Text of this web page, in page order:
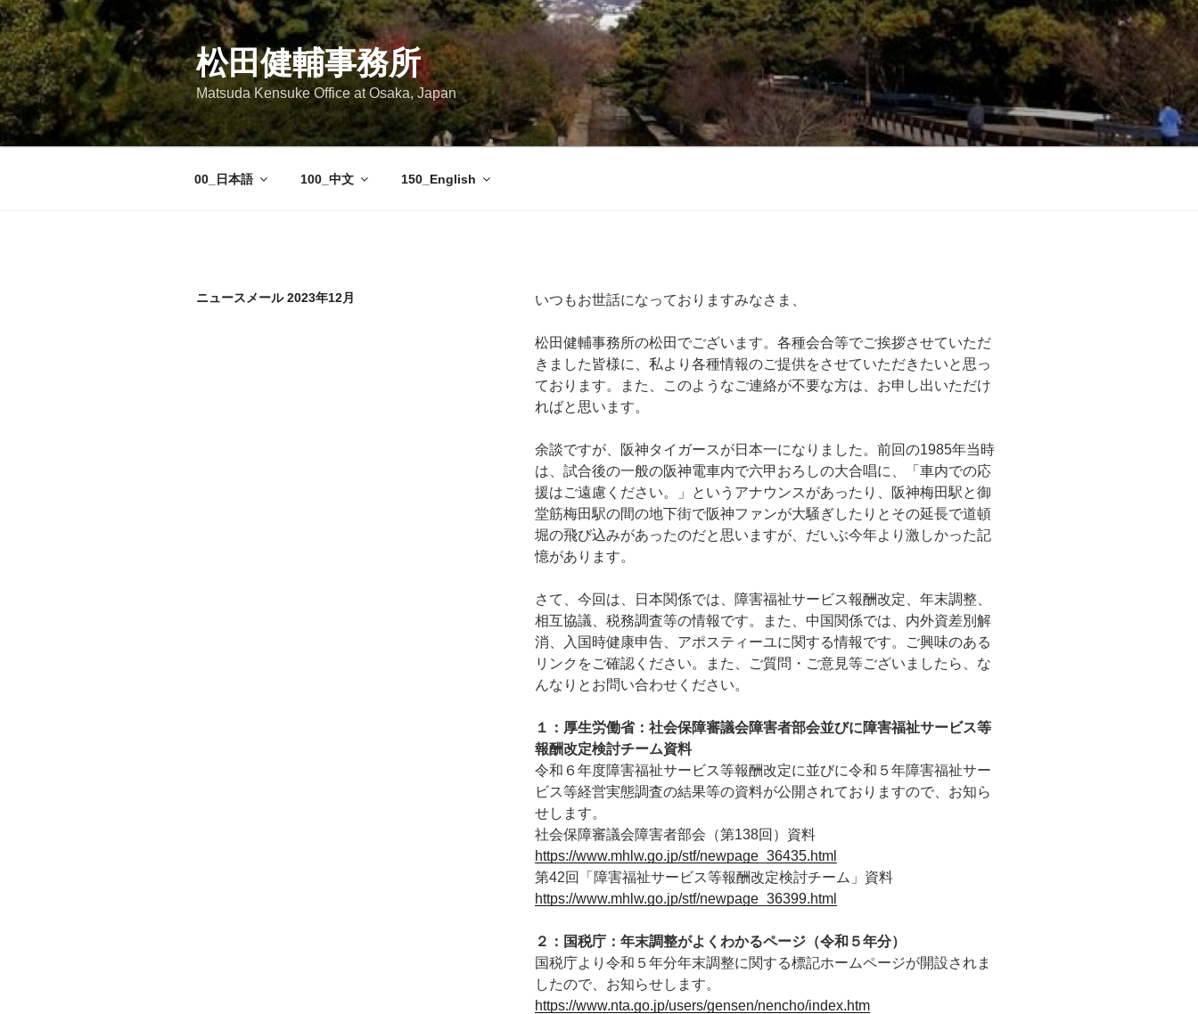
コ
ン
テ
ン
ツ
へ
ス
松田健輔事務所
Matsuda Kensuke Office at Osaka, Japan
00_日本語 100_中文 150_English
ニュースメール 2023年12月 いつもお世話になっておりますみなさま、
松田健輔事務所の松田でございます。各種会合等でご挨拶させていただ
きました皆様に、私より各種情報のご提供をさせていただきたいと思っ
ております。また、このようなご連絡が不要な方は、お申し出いただけ
ればと思います。
余談ですが、阪神タイガースが日本一になりました。前回の1985年当時
は、試合後の一般の阪神電車内で六甲おろしの大合唱に、「車内での応
援はご遠慮ください。」というアナウンスがあったり、阪神梅田駅と御
堂筋梅田駅の間の地下街で阪神ファンが大騒ぎしたりとその延長で道頓
堀の飛び込みがあったのだと思いますが、だいぶ今年より激しかった記
憶があります。
さて、今回は、日本関係では、障害福祉サービス報酬改定、年末調整、
相互協議、税務調査等の情報です。また、中国関係では、内外資差別解
消、入国時健康申告、アポスティーユに関する情報です。ご興味のある
リンクをご確認ください。また、ご質問・ご意見等ございましたら、な
んなりとお問い合わせください。
１：厚生労働省：社会保障審議会障害者部会並びに障害福祉サービス等
報酬改定検討チーム資料
令和６年度障害福祉サービス等報酬改定に並びに令和５年障害福祉サー
ビス等経営実態調査の結果等の資料が公開されておりますので、お知ら
せします。
社会保障審議会障害者部会（第138回）資料
https://www.mhlw.go.jp/stf/newpage_36435.html
第42回「障害福祉サービス等報酬改定検討チーム」資料
https://www.mhlw.go.jp/stf/newpage_36399.html
２：国税庁：年末調整がよくわかるページ（令和５年分）
国税庁より令和５年分年末調整に関する標記ホームページが開設されま
したので、お知らせします。
https://www.nta.go.jp/users/gensen/nencho/index.htm